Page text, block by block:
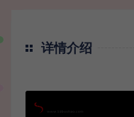
详情介绍